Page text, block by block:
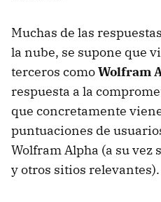
Muchas de las
la nube, se supone que
terceros comoWolfram
respuesta a la
que concretamente
puntuaciones de
Wolfram Alpha (a su vez
y otros sitios relevantes).